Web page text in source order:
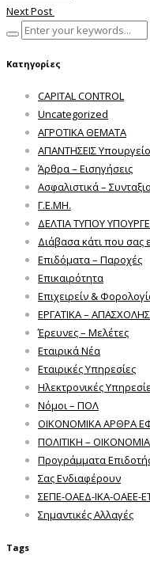
Next Post
Κατηγορίες
CAPITAL CONTROL
Uncategorized
ΑΓΡΟΤΙΚΑ ΘΕΜΑΤΑ
ΑΠΑΝΤΗΣΕΙΣ
Άρθρα – Εισηγήσεις
Ασφαλιστικά –
Γ.Ε.ΜΗ.
ΔΕΛΤΙΑ ΤΥΠΟΥ
Διάβασα κάτι που σας
Επιδόματα – Παροχές
Επικαιρότητα
Επιχειρείν &
ΕΡΓΑΤΙΚΑ –
Έρευνες – Μελέτες
Εταιρικά Νέα
Εταιρικές Υπηρεσίες
Ηλεκτρονικές
Νόμοι – ΠΟΛ
ΟΙΚΟΝΟΜΙΚΑ ΑΡΘΡΑ
ΠΟΛΙΤΙΚΗ – ΟΙΚΟΝΟΜΙΑ
Προγράμματα
Σας Ενδιαφέρουν
ΣΕΠΕ-ΟΑΕΔ-ΙΚΑ-ΟΑΕΕ-
Σημαντικές Αλλαγές
Tags